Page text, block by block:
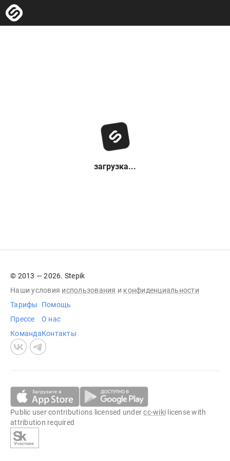
загрузка...
© 2013 — 2026. Stepik
Наши условия использования и конфиденциальности
Тарифы
Прессе
Команда
Помощь
О нас
Контакты
Public user contributions licensed undercc-wiki license with
attribution required